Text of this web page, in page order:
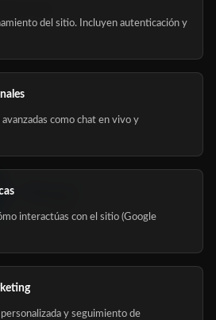
del sitio. Incluyen autenticación y
como chat en vivo y
interactúas con el sitio (Google
y seguimiento de